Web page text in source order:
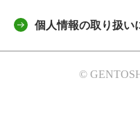
個人情報の取り扱い
©